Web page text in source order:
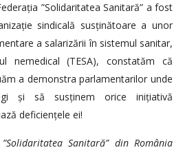
”Solidaritatea Sanitară” a fost
sindicală susținătoare a unor
a salarizării în sistemul sanitar,
nemedical (TESA), constatăm că
a demonstra parlamentarilor unde
și să susținem orice inițiativă
deficiențele ei!
Sanitară” din România